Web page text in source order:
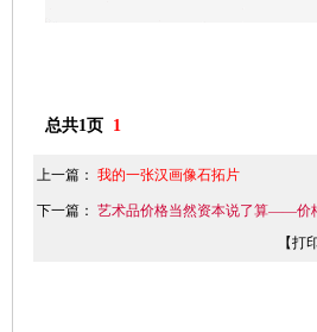
总共1页 1
上一篇： 我的一张汉画像石拓片
下一篇： 艺术品价格当然资本说了算——价
【打